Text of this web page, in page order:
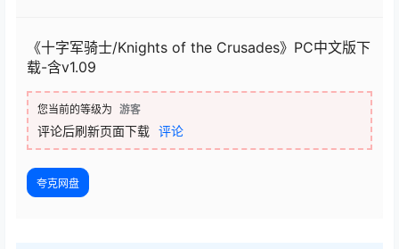
《十字军骑士/Knights of the Crusades》PC中文版下
载-含v1.09
您当前的等级为 游客
评论后刷新页面下载 评论
夸克网盘